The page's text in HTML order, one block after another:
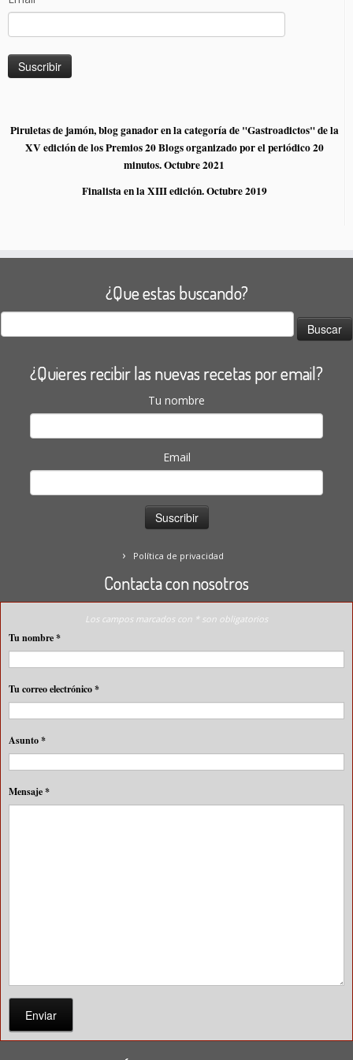
Piruletas de jamón, blog ganador en la categoría de "Gastroadictos" de la
XV edición de los Premios 20 Blogs organizado por el periódico 20
minutos. Octubre 2021
Finalista en la XIII edición. Octubre 2019
¿Que estas buscando?
Buscar:
¿Quieres recibir las nuevas recetas por email?
Tu nombre
Email
Política de privacidad
Contacta con nosotros
Los campos marcados con * son obligatorios
Tu nombre*
Tu correo electrónico*
Asunto*
Mensaje*
Enviar